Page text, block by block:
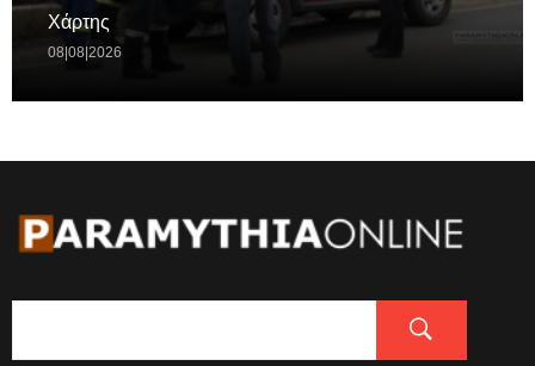
Χάρτης
08|08|2026